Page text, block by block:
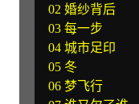
02 婚纱背后
03 每一步
04 城市足印
05 冬
06 梦飞行